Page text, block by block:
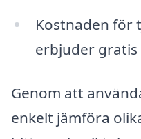
Kostnaden för
erbjuder
Genom att
enkelt jämföra